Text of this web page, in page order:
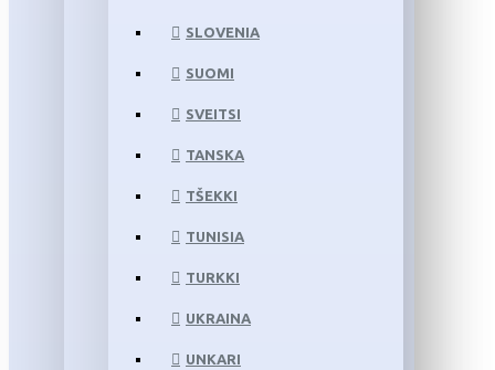
SLOVENIA
SUOMI
SVEITSI
TANSKA
TŠEKKI
TUNISIA
TURKKI
UKRAINA
UNKARI